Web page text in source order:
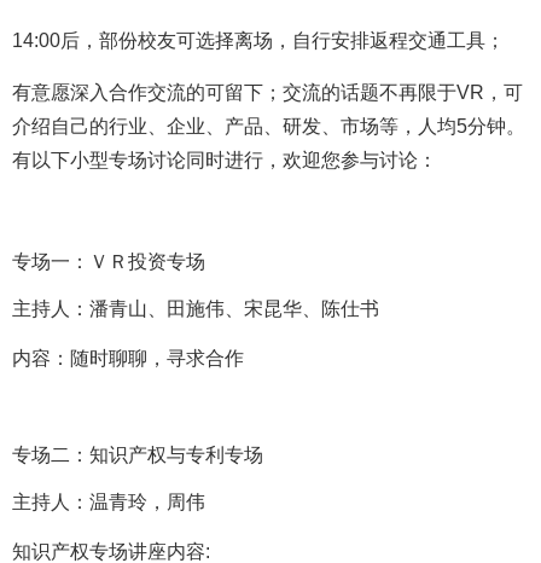
14:00后，部份校友可选择离场，自行安排返程交通工具；
有意愿深入合作交流的可留下；交流的话题不再限于VR，可
介绍自己的行业、企业、产品、研发、市场等，人均5分钟。
有以下小型专场讨论同时进行，欢迎您参与讨论：
专场一：ＶＲ投资专场
主持人：潘青山、 田施伟、 宋昆华、陈仕书
内容：随时聊聊，寻求合作
专场二：知识产权与专利专场
主持人：温青玲，周伟
知识产权专场讲座内容: